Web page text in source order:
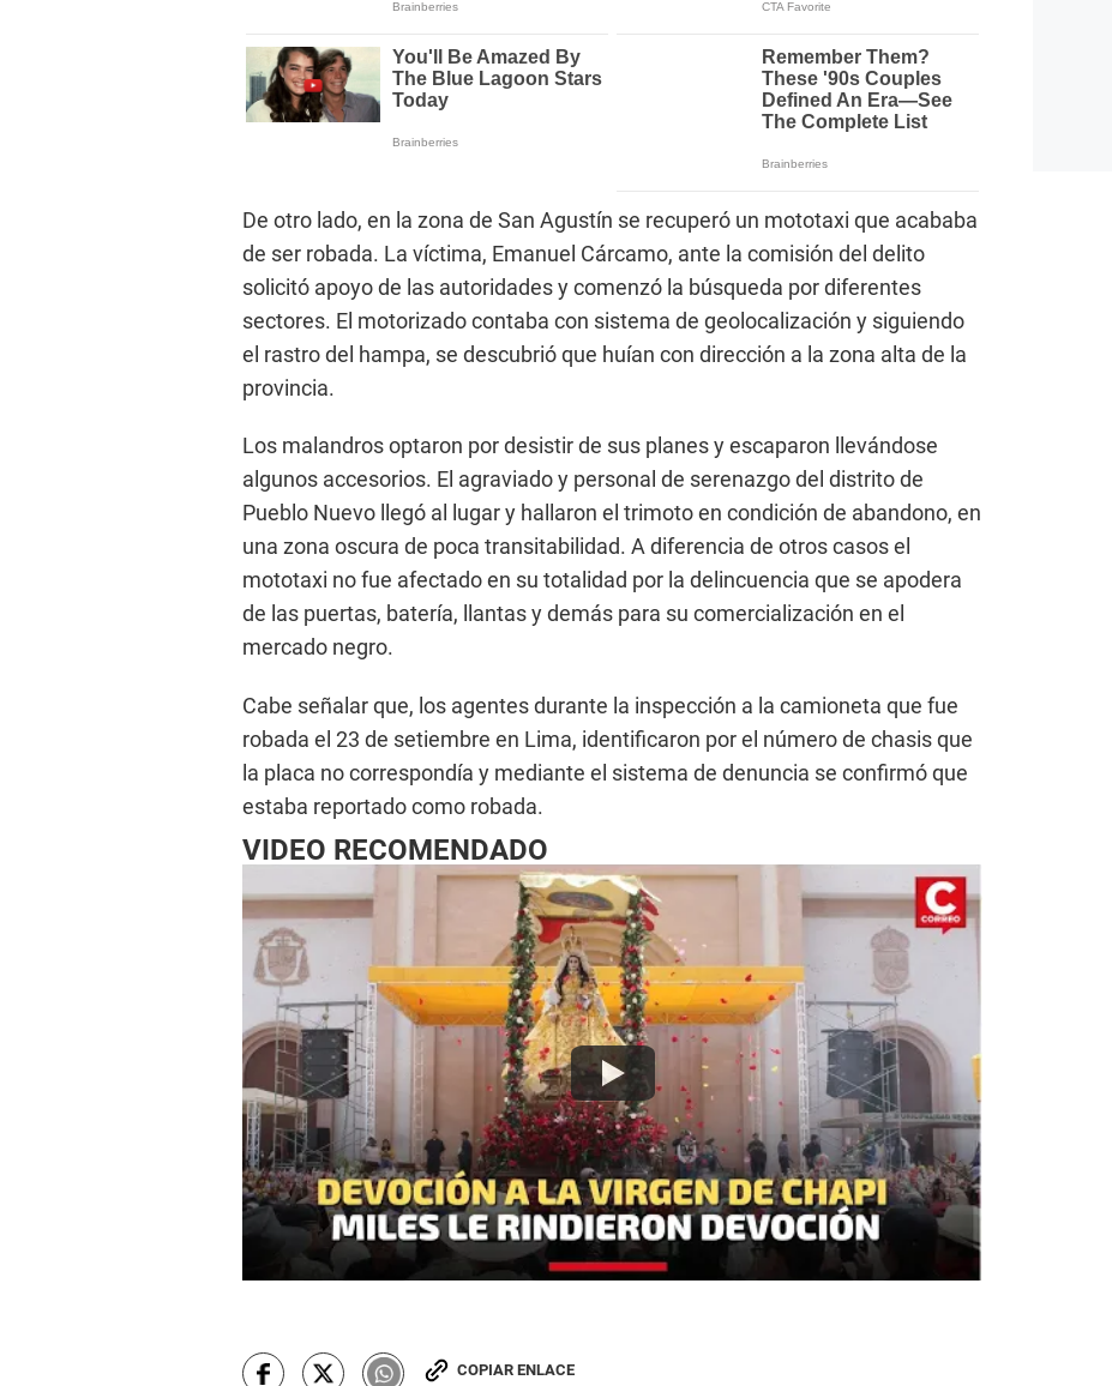
De otro lado, en la zona de San Agustín se recuperó un mototaxi que acababa
de ser robada. La víctima, Emanuel Cárcamo, ante la comisión del delito
solicitó apoyo de las autoridades y comenzó la búsqueda por diferentes
sectores. El motorizado contaba con sistema de geolocalización y siguiendo
el rastro del hampa, se descubrió que huían con dirección a la zona alta de la
provincia.
Los malandros optaron por desistir de sus planes y escaparon llevándose
algunos accesorios. El agraviado y personal de serenazgo del distrito de
Pueblo Nuevo llegó al lugar y hallaron el trimoto en condición de abandono, en
una zona oscura de poca transitabilidad. A diferencia de otros casos el
mototaxi no fue afectado en su totalidad por la delincuencia que se apodera
de las puertas, batería, llantas y demás para su comercialización en el
mercado negro.
Cabe señalar que, los agentes durante la inspección a la camioneta que fue
robada el 23 de setiembre en Lima, identificaron por el número de chasis que
la placa no correspondía y mediante el sistema de denuncia se confirmó que
estaba reportado como robada.
VIDEO RECOMENDADO
COPIAR ENLACE